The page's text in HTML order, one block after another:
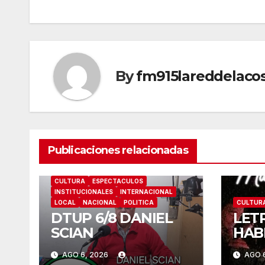
entradas
By
Publicaciones relacionadas
CULTURA
ESPECTACULOS
INSTITUCIONALES
INTERNACIONAL
LOCAL
NACIONAL POLITICA
DTUP 6/8 DANIEL
SCIAN
AGO 6, 2026 AGO